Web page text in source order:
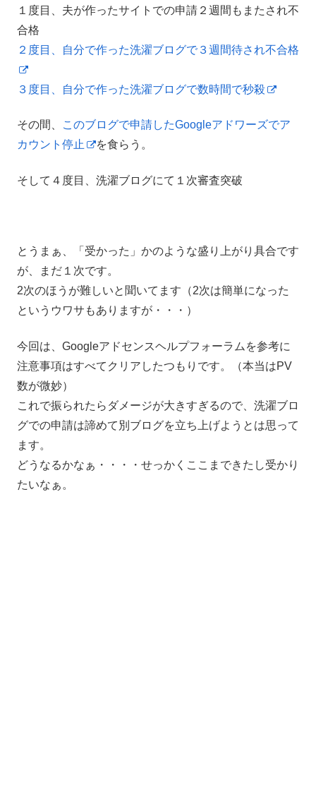
１度目、夫が作ったサイトでの申請２週間もまたされ不
合格
２度目、自分で作った洗濯ブログで３週間待され不合格
３度目、自分で作った洗濯ブログで数時間で秒殺
その間、
このブログで申請したGoogleアドワーズでア
カウント停止
を食らう。
そして４度目、洗濯ブログにて１次審査突破
とうまぁ、「受かった」かのような盛り上がり具合です
が、まだ１次です。
2次のほうが難しいと聞いてます（2次は簡単になった
というウワサもありますが・・・）
今回は、Googleアドセンスヘルプフォーラムを参考に
注意事項はすべてクリアしたつもりです。（本当はPV
数が微妙）
これで振られたらダメージが大きすぎるので、洗濯ブロ
グでの申請は諦めて別ブログを立ち上げようとは思って
ます。
どうなるかなぁ・・・・せっかくここまできたし受かり
たいなぁ。